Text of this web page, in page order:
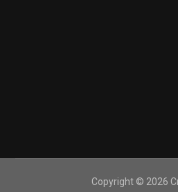
Copyright © 2026